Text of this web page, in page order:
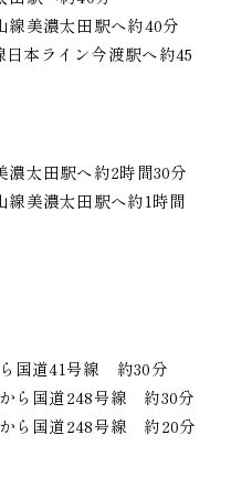
線美濃太田駅へ約40分
本ライン今渡駅へ約45
濃太田駅へ約2時間30分
線美濃太田駅へ約1時間
国道41号線 約30分
ら国道248号線 約30分
ら国道248号線 約20分